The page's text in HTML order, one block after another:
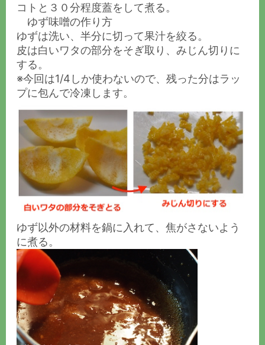
コトと３０分程度蓋をして煮る。
ゆず味噌の作り方
ゆずは洗い、半分に切って果汁を絞る。
皮は白いワタの部分をそぎ取り、みじん切りに
する。
※今回は1/4しか使わないので、残った分はラッ
プに包んで冷凍します。
ゆず以外の材料を鍋に入れて、焦がさないよう
に煮る。